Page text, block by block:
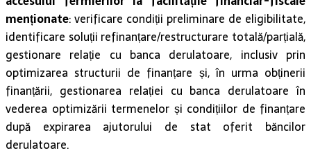
menționate: verificare condiții preliminare de eligibilitate,
identificare soluții refinanțare/restructurare totală/parțială,
gestionare relație cu banca derulatoare, inclusiv prin
optimizarea structurii de finanțare și, în urma obținerii
finanțării, gestionarea relației cu banca derulatoare în
vederea optimizării termenelor și condițiilor de finanțare
după expirarea ajutorului de stat oferit băncilor
derulatoare.